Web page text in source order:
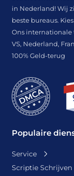
in Nederland! Wij
beste bureaus.
Ons internationale
VS, Nederland,
100% Geld-terug
Populaire
Service
Scriptie Schrijven